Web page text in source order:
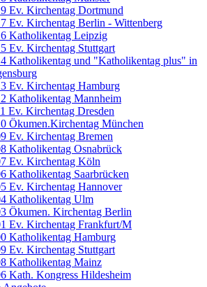
Ev. Kirchentag Dortmund
Ev. Kirchentag Berlin - Wittenberg
Katholikentag Leipzig
Ev. Kirchentag Stuttgart
Katholikentag und "Katholikentag plus" in
Ev. Kirchentag Hamburg
Katholikentag Mannheim
Ev. Kirchentag Dresden
Ökumen.Kirchentag München
Ev. Kirchentag Bremen
Katholikentag Osnabrück
Ev. Kirchentag Köln
Katholikentag Saarbrücken
Ev. Kirchentag Hannover
Katholikentag Ulm
Ökumen. Kirchentag Berlin
Ev. Kirchentag Frankfurt/M
Katholikentag Hamburg
Ev. Kirchentag Stuttgart
Katholikentag Mainz
Kath. Kongress Hildesheim